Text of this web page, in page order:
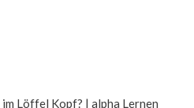
Löffel Kopf? | alpha Lernen